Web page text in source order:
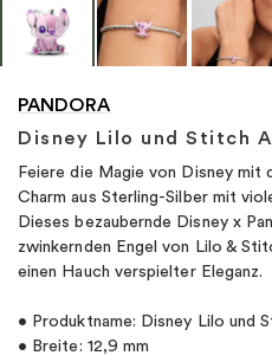
PANDORA
Disney Lilo und Stitch
Feiere die Magie von Disney mit
Charm aus Sterling-Silber mit
Dieses bezaubernde Disney x
zwinkernden Engel von Lilo &
einen Hauch verspielter Eleganz.
• Produktname: Disney Lilo und
• Breite: 12,9 mm